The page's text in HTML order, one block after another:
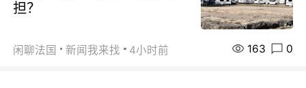
担？
闲聊法国 新闻我来找 4小时前 163 0